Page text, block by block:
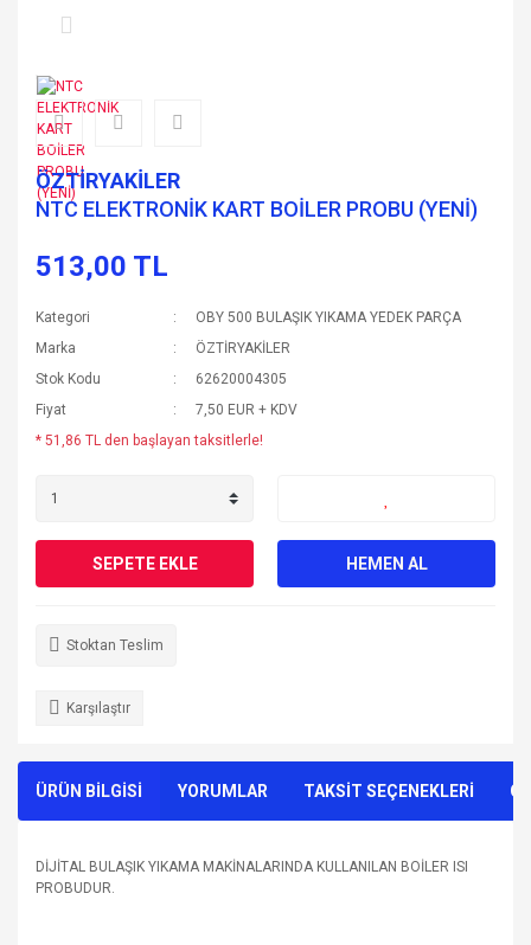
ÖZTİRYAKİLER
NTC ELEKTRONİK KART BOİLER PROBU (YENİ)
513,00 TL
Kategori
OBY 500 BULAŞIK YIKAMA YEDEK PARÇA
Marka
ÖZTİRYAKİLER
Stok Kodu
62620004305
Fiyat
7,50 EUR + KDV
* 51,86 TL den başlayan taksitlerle!
SEPETE EKLE HEMEN AL
Stoktan Teslim
Karşılaştır
ÜRÜN BİLGİSİ YORUMLAR TAKSİT SEÇENEKLERİ
DİJİTAL BULAŞIK YIKAMA MAKİNALARINDA KULLANILAN BOİLER ISI
PROBUDUR.